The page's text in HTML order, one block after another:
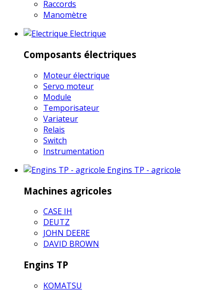
Raccords
Manomètre
Electrique
Composants électriques
Moteur électrique
Servo moteur
Module
Temporisateur
Variateur
Relais
Switch
Instrumentation
Engins TP - agricole
Machines agricoles
CASE IH
DEUTZ
JOHN DEERE
DAVID BROWN
Engins TP
KOMATSU